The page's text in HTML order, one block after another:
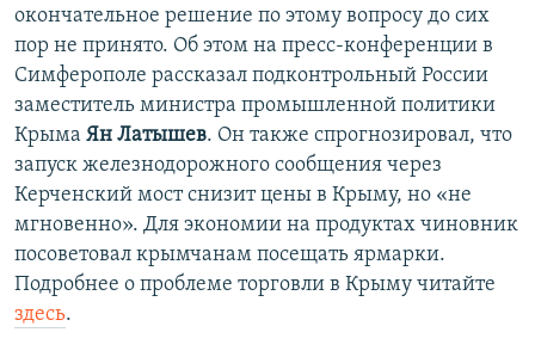
окончательное решение по этому вопросу до сих
пор не принято. Об этом на пресс-конференции в
Симферополе рассказал подконтрольный России
заместитель министра промышленной политики
Крыма Ян Латышев. Он также спрогнозировал, что
запуск железнодорожного сообщения через
Керченский мост снизит цены в Крыму, но «не
мгновенно». Для экономии на продуктах чиновник
посоветовал крымчанам посещать ярмарки.
Подробнее о проблеме торговли в Крыму читайте
здесь.